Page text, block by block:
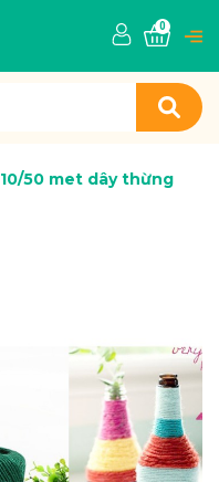
0
10/50 met dây thừng